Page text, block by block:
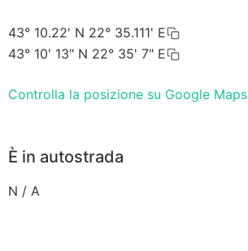
43° 10.22' N 22° 35.111' E
43° 10' 13" N 22° 35' 7" E
Controlla la posizione su Google Maps
È in autostrada
N / A